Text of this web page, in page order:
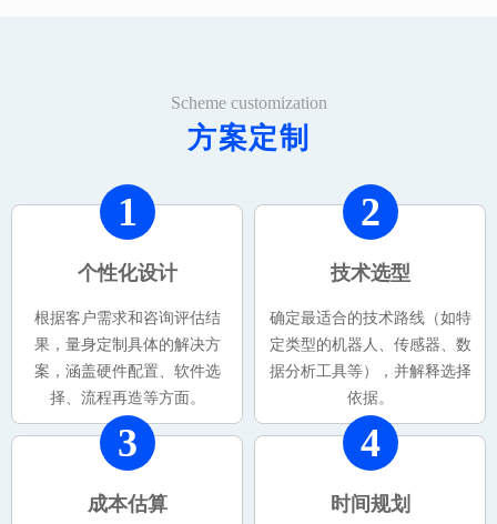
Scheme customization
方案定制
个性化设计
根据客户需求和咨询评估结
果，量身定制具体的解决方
案，涵盖硬件配置、软件选
择、流程再造等方面。
1
技术选型
确定最适合的技术路线（如特
定类型的机器人、传感器、数
据分析工具等），并解释选择
依据。
2
成本估算
3
时间规划
4